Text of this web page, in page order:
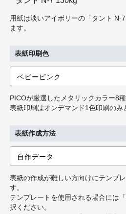
用紙は淡いアイボリーの「タント N-
ます。
表紙印刷色
PICOが厳選したメタリックカラー8
表紙印刷はオンデマンド1色印刷のみ
表紙作成方法
表紙の作成が難しい方向けにテンプ
す。
テンプレートを使用される場合には
択ください。